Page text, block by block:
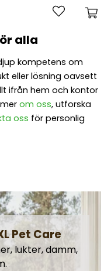
alla
kompetens om
eller lösning oavsett
ifrån hem och kontor
om oss, utforska
oss för personlig
Pet Care
lukter, damm,